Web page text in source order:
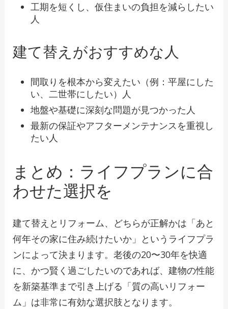
工期を短くし、仮住まいの負担を減らしたい
人
建て替えがおすすめな人
間取りを根本から変えたい（例：平屋にした
い、二世帯にしたい）人
地盤や基礎に深刻な問題が見つかった人
最新の保証やアフターメンテナンスを重視し
たい人
まとめ：ライフプランに合
わせた選択を
建て替えとリフォーム、どちらが正解かは「あと
何年その家に住み続けたいか」というライフプラ
ンによって決まります。老後の20〜30年を快適
に、かつ賢く過ごしたいのであれば、建物の性能
を新築基準まで引き上げる「質の高いリフォー
ム」は非常に有効な選択肢となります。